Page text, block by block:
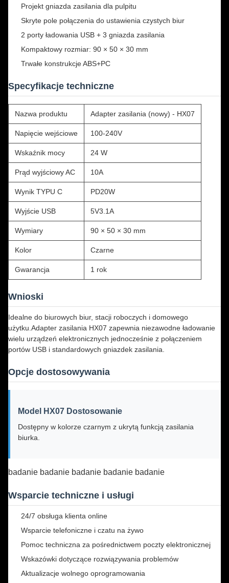
Projekt gniazda zasilania dla pulpitu
Skryte pole połączenia do ustawienia czystych biur
2 porty ładowania USB + 3 gniazda zasilania
Kompaktowy rozmiar: 90 × 50 × 30 mm
Trwałe konstrukcje ABS+PC
Specyfikacje techniczne
Nazwa produktu Adapter zasilania (nowy) - HX07
Napięcie wejściowe 100-240V
Wskaźnik mocy 24 W
Prąd wyjściowy AC 10A
Wynik TYPU C PD20W
Wyjście USB 5V3.1A
Wymiary 90 × 50 × 30 mm
Kolor Czarne
Gwarancja 1 rok
Wnioski
Idealne do biurowych biur, stacji roboczych i domowego
użytku.Adapter zasilania HX07 zapewnia niezawodne ładowanie
wielu urządzeń elektronicznych jednocześnie z połączeniem
portów USB i standardowych gniazdek zasilania.
Opcje dostosowywania
Model HX07 Dostosowanie
Dostępny w kolorze czarnym z ukrytą funkcją zasilania
biurka.
badanie badanie badanie badanie badanie
Wsparcie techniczne i usługi
24/7 obsługa klienta online
Wsparcie telefoniczne i czatu na żywo
Pomoc techniczna za pośrednictwem poczty elektronicznej
Wskazówki dotyczące rozwiązywania problemów
Aktualizacje wolnego oprogramowania